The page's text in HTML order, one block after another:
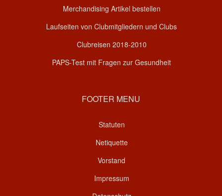
Merchandising Artikel bestellen
Laufseiten von Clubmitgliedern und Clubs
Clubreisen 2018-2010
PAPS-Test mit Fragen zur Gesundheit
FOOTER MENU
Statuten
Netiquette
Vorstand
Impressum